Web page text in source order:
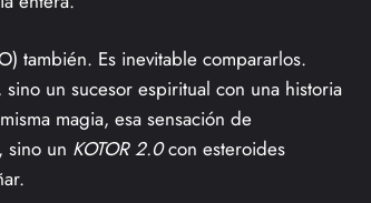
también. Es inevitable compararlos.
un sucesor espiritual con una historia
magia, esa sensación de
sino un KOTOR 2.0con esteroides